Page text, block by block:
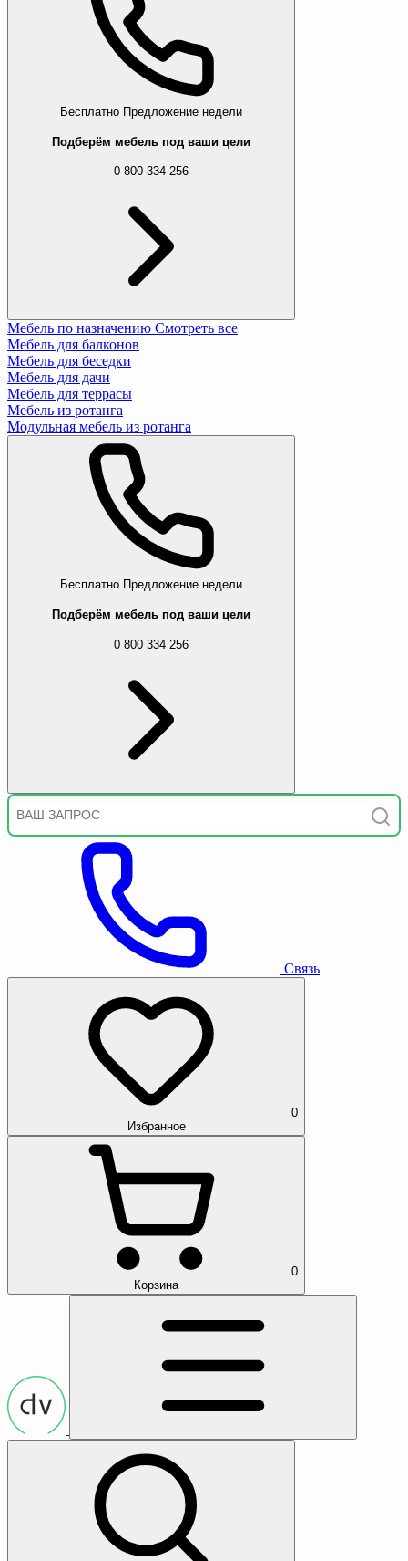
Бесплатно Предложение недели
Подберём мебель под ваши цели
0 800 334 256
Мебель по назначению Смотреть все
Мебель для балконов
Мебель для беседки
Мебель для дачи
Мебель для террасы
Мебель из ротанга
Модульная мебель из ротанга
Бесплатно Предложение недели
Подберём мебель под ваши цели
0 800 334 256
Связь
0
Избранное
0
Корзина